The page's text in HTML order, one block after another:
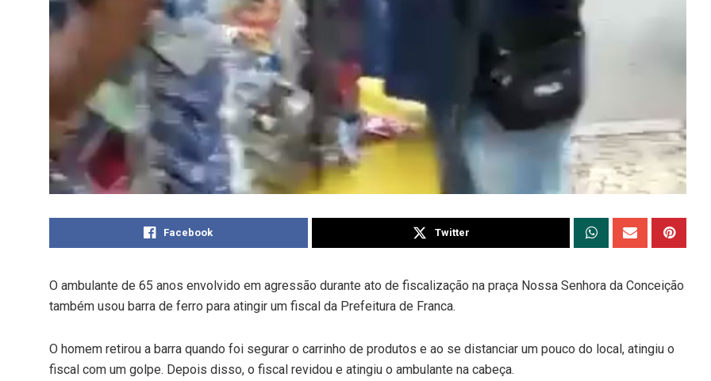
Facebook Twitter
O ambulante de 65 anos envolvido em agressão durante ato de fiscalização na praça Nossa Senhora da Conceição
também usou barra de ferro para atingir um fiscal da Prefeitura de Franca.
O homem retirou a barra quando foi segurar o carrinho de produtos e ao se distanciar um pouco do local, atingiu o
fiscal com um golpe. Depois disso, o fiscal revidou e atingiu o ambulante na cabeça.